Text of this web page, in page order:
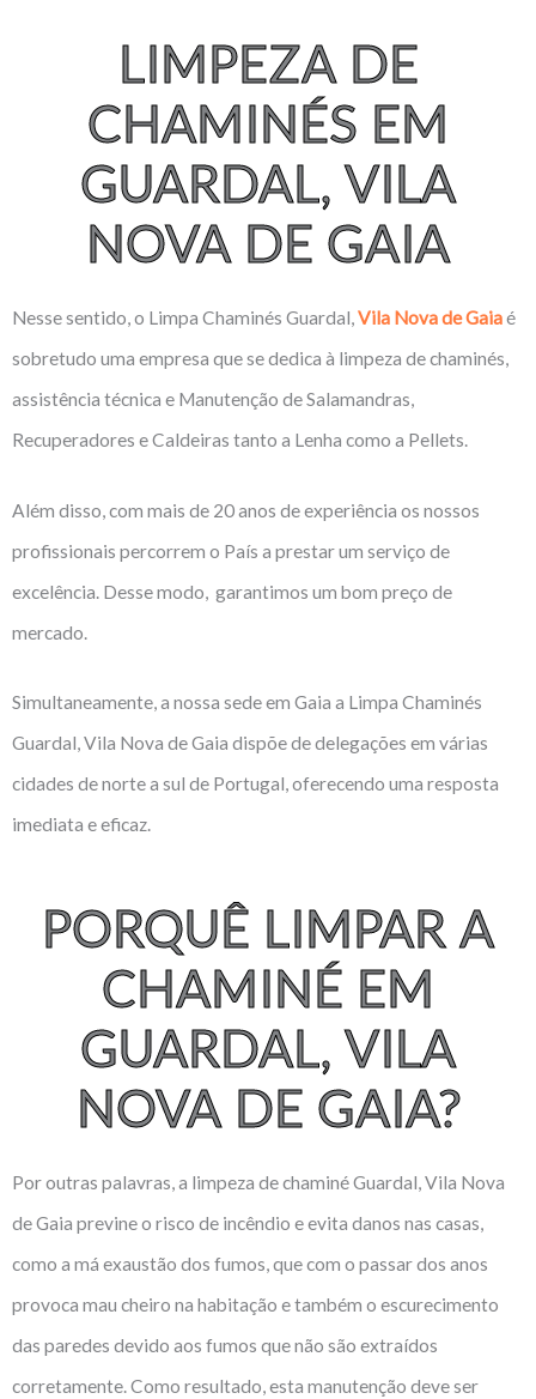
LIMPEZA DE
CHAMINÉS EM
GUARDAL, VILA
NOVA DE GAIA
Nesse sentido, o Limpa Chaminés Guardal,Vila Nova de Gaiaé
sobretudo uma empresa que se dedica à limpeza de chaminés,
assistência técnica e Manutenção de Salamandras,
Recuperadores e Caldeiras tanto a Lenha como a Pellets.
Além disso, com mais de 20 anos de experiência os nossos
profissionais percorrem o País a prestar um serviço de
excelência. Desse modo, garantimos um bom preço de
mercado.
Simultaneamente, a nossa sede em Gaia a Limpa Chaminés
Guardal, Vila Nova de Gaia dispõe de delegações em várias
cidades de norte a sul de Portugal, oferecendo uma resposta
imediata e eficaz.
PORQUÊ LIMPAR A
CHAMINÉ EM
GUARDAL, VILA
NOVA DE GAIA?
Por outras palavras, a limpeza de chaminé Guardal, Vila Nova
de Gaia previne o risco de incêndio e evita danos nas casas,
como a má exaustão dos fumos, que com o passar dos anos
provoca mau cheiro na habitação e também o escurecimento
das paredes devido aos fumos que não são extraídos
corretamente. Como resultado, esta manutenção deve ser